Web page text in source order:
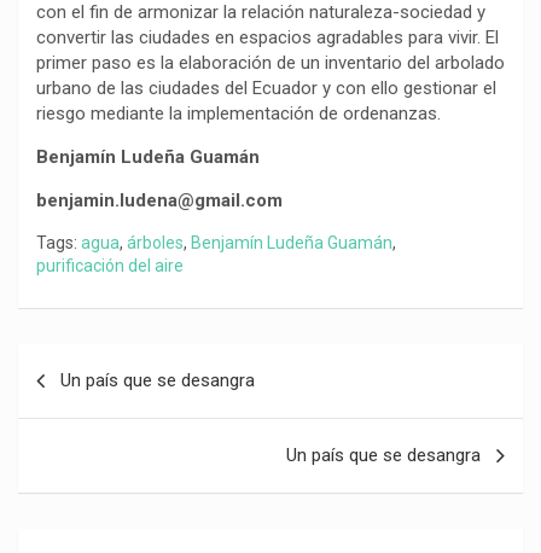
con el fin de armonizar la relación naturaleza-sociedad y
convertir las ciudades en espacios agradables para vivir. El
primer paso es la elaboración de un inventario del arbolado
urbano de las ciudades del Ecuador y con ello gestionar el
riesgo mediante la implementación de ordenanzas.
Benjamín Ludeña Guamán
benjamin.ludena@gmail.com
Tags: agua, árboles, Benjamín Ludeña Guamán,
purificación del aire
Un país que se desangra
Un país que se desangra